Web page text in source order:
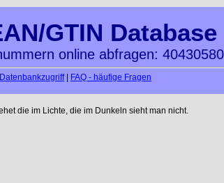
GTIN Database
online abfragen:
| FAQ - häufige Fragen
die im Lichte, die im Dunkeln sieht man nicht.